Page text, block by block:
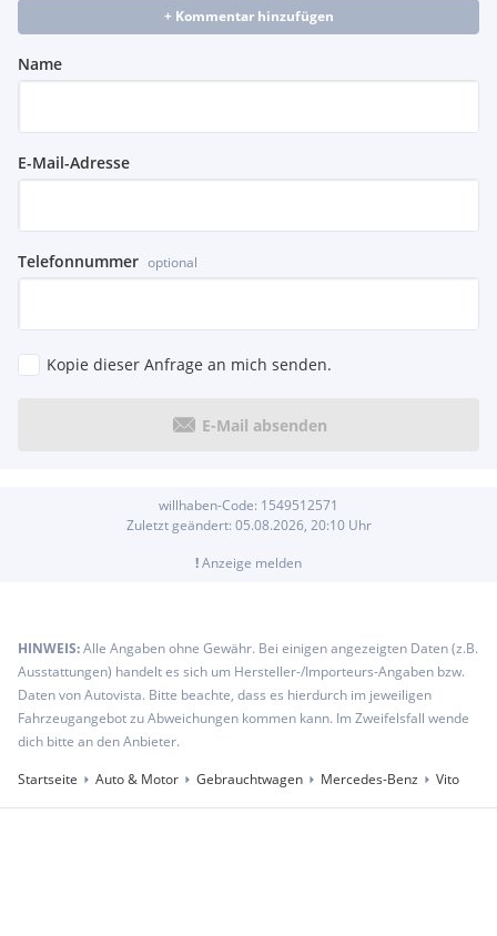
+ Kommentar hinzufügen
Name
E-Mail-Adresse
Telefonnummer optional
Kopie dieser Anfrage an mich senden.
E-Mail absenden
willhaben-Code: 1549512571
Zuletzt geändert: 05.08.2026, 20:10Uhr
!Anzeige melden
HINWEIS:Alle Angaben ohne Gewähr. Bei einigen angezeigten Daten (z.B.
Ausstattungen) handelt es sich um Hersteller-/Importeurs-Angaben bzw.
Daten von Autovista. Bitte beachte, dass es hierdurch im jeweiligen
Fahrzeugangebot zu Abweichungen kommen kann. Im Zweifelsfall wende
dich bitte an den Anbieter.
Startseite
Auto & Motor Gebrauchtwagen Mercedes-Benz Vito